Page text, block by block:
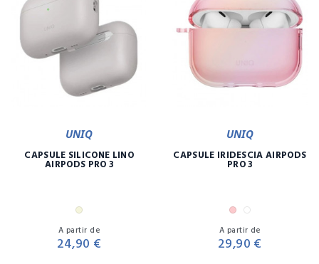
UNIQ
CAPSULE SILICONE LINO
AIRPODS PRO 3
Beige
A partir de
24,90 €
UNIQ
CAPSULE IRIDESCIA AIRPODS
PRO 3
RoseTransparent
A partir de
29,90 €